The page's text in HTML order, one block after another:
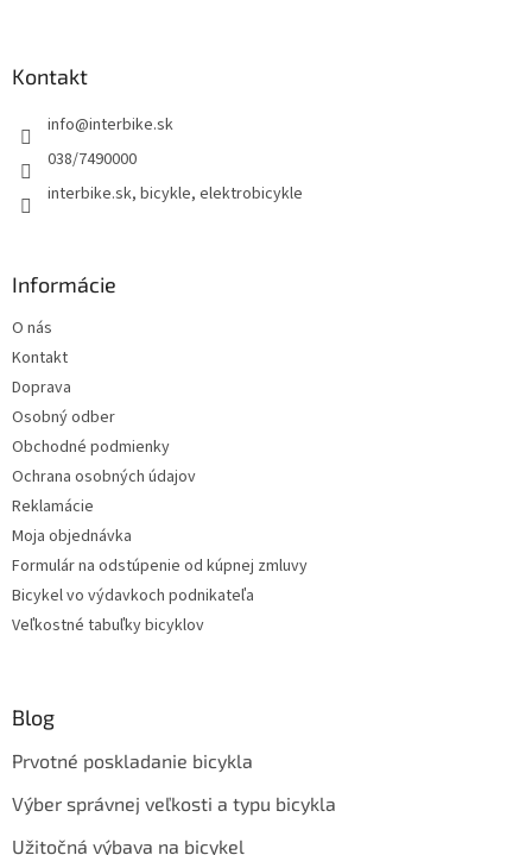
Kontakt
info@interbike.sk
038/7490000
interbike.sk, bicykle, elektrobicykle
Informácie
O nás
Kontakt
Doprava
Osobný odber
Obchodné podmienky
Ochrana osobných údajov
Reklamácie
Moja objednávka
Formulár na odstúpenie od kúpnej zmluvy
Bicykel vo výdavkoch podnikateľa
Veľkostné tabuľky bicyklov
Blog
Prvotné poskladanie bicykla
Výber správnej veľkosti a typu bicykla
Užitočná výbava na bicykel